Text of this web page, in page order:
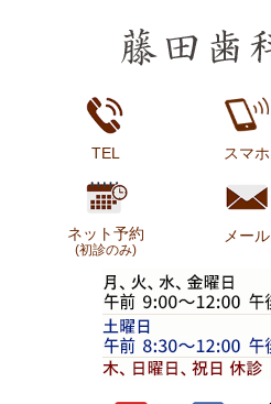
TEL スマホ
ネット予約
(初診のみ)
メール